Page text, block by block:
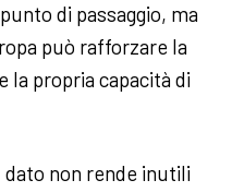
di passaggio, ma
può rafforzare la
la propria capacità di
non rende inutili